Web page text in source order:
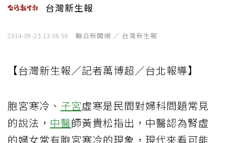
台灣新生報
2014-09-23 13:06:56 聯合新聞網 ／ 台灣新生報
【台灣新生報／記者萬博超／台北報導】
胞宮寒冷、 子宮虛寒是民間對婦科問題常見
的說法， 中醫師黃貴松指出，中醫認為腎虛
的婦女常有胞宮寒冷的現象，現代來看可能